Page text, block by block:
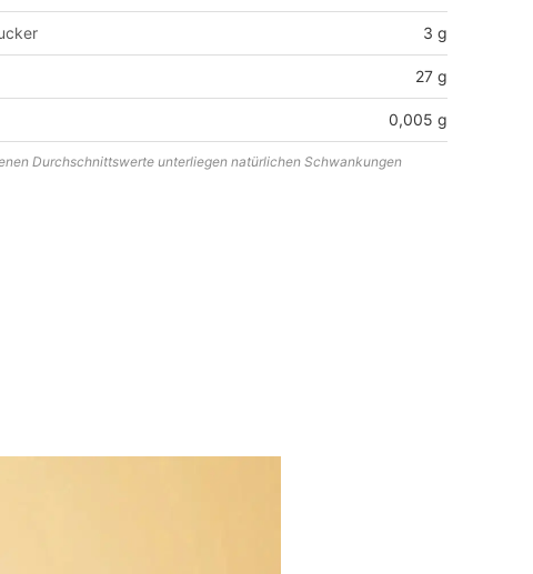
3 g
27 g
0,005 g
Durchschnittswerte unterliegen natürlichen Schwankungen